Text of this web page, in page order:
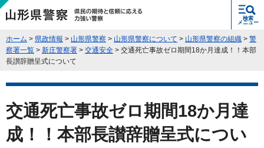
県民の期待と信頼に応える力強い警
察 山形県警察
検索
メニュー
ホーム > 県政情報 > 山形県警察 > 山形県警察について > 山形県警察の組織 > 警
察署一覧 > 新庄警察署 > 交通安全 > 交通死亡事故ゼロ期間18か月達成！！本部
長讃辞贈呈式について
交通死亡事故ゼロ期間18か月達
成！！本部長讃辞贈呈式につい